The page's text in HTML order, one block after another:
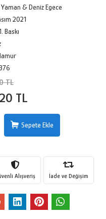
& Deniz Egece
2021
Baskı
TL
TL
Sepete Ekle
Alışveriş İade ve Değişim